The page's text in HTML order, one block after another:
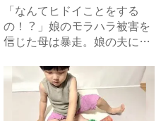
「なんてヒドイことをする
の！？」娘のモラハラ被害を
信じた母は暴走。娘の夫に電